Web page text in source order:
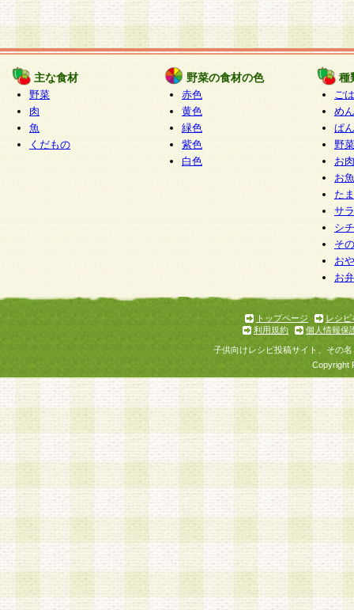
主な食材
野菜
肉
魚
くだもの
野菜の食材の色
赤色
黄色
緑色
紫色
白色
種
ご
めん
ぱん
野
お
お
た
サ
シ
そ
お
お
トップページ
レシピ
利用規約
個人情報保
子供向けレシピ投稿サイト、その
Copyright